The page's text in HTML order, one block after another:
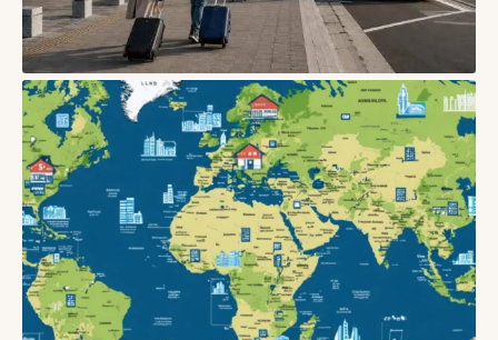
БЛОГИ
Як вибрати зручну пересадку в аеропорту: час, термінали,
багаж і запасний план
05/08/2026